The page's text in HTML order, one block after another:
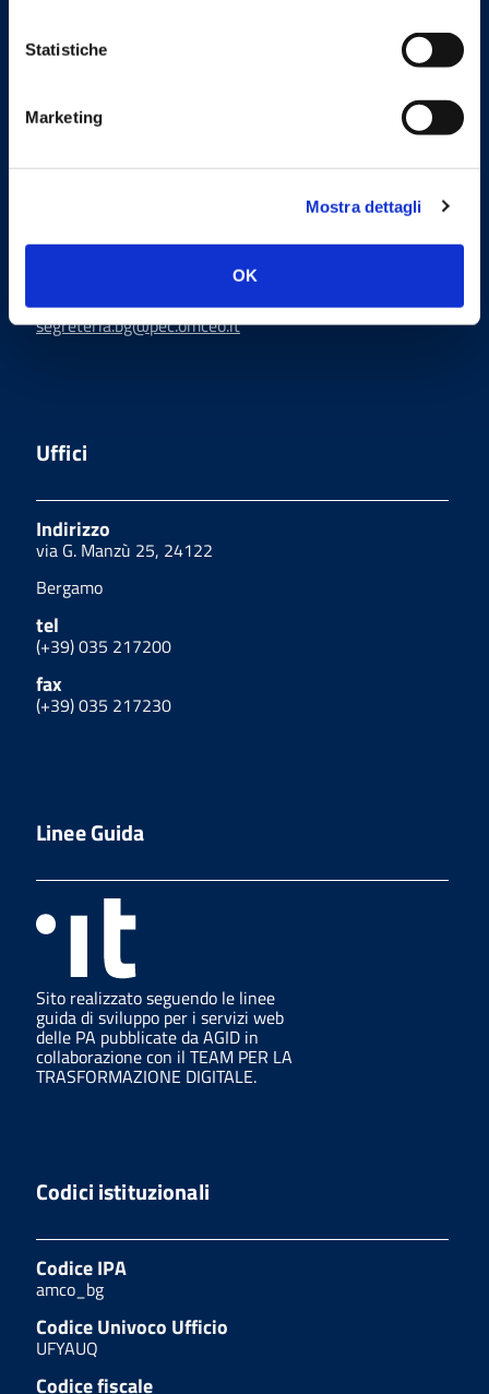
Statistiche
Marketing
Mostra dettagli
OK
Indirizzi email
ufficiostampa@omceo.bg.it
Email PEC
segreteria.bg@pec.omceo.it
Uffici
Indirizzo
via G. Manzù 25, 24122
Bergamo
tel
(+39) 035 217200
fax
(+39) 035 217230
Linee Guida
Sito realizzato seguendo le linee
guida di sviluppo per i servizi web
delle PA pubblicate da AGID in
collaborazione con il TEAM PER LA
TRASFORMAZIONE DIGITALE.
Codici istituzionali
Codice IPA
amco_bg
Codice Univoco Ufficio
UFYAUQ
Codice fiscale